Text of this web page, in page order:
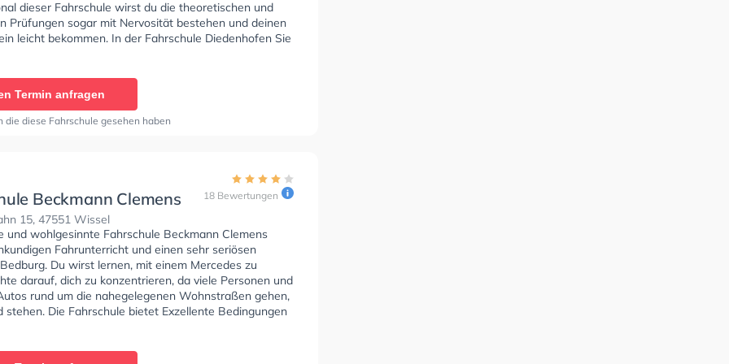
dieser Fahrschule wirst du die theoretischen und
Prüfungen sogar mit Nervosität bestehen und deinen
leicht bekommen. In der Fahrschule Diedenhofen Sie
Termin online anfragen.
Termin anfragen
die diese Fahrschule gesehen haben
Beckmann Clemens
15, 47551 Wissel
18 Bewertungen
und wohlgesinnte Fahrschule Beckmann Clemens
Fahrunterricht und einen sehr seriösen
Du wirst lernen, mit einem Mercedes zu
darauf, dich zu konzentrieren, da viele Personen und
rund um die nahegelegenen Wohnstraßen gehen,
stehen. Die Fahrschule bietet Exzellente Bedingungen
B, Klasse B Automatik, Klasse BE, Klasse B96,
auch online-theorie tests am PC zu absolvieren, um